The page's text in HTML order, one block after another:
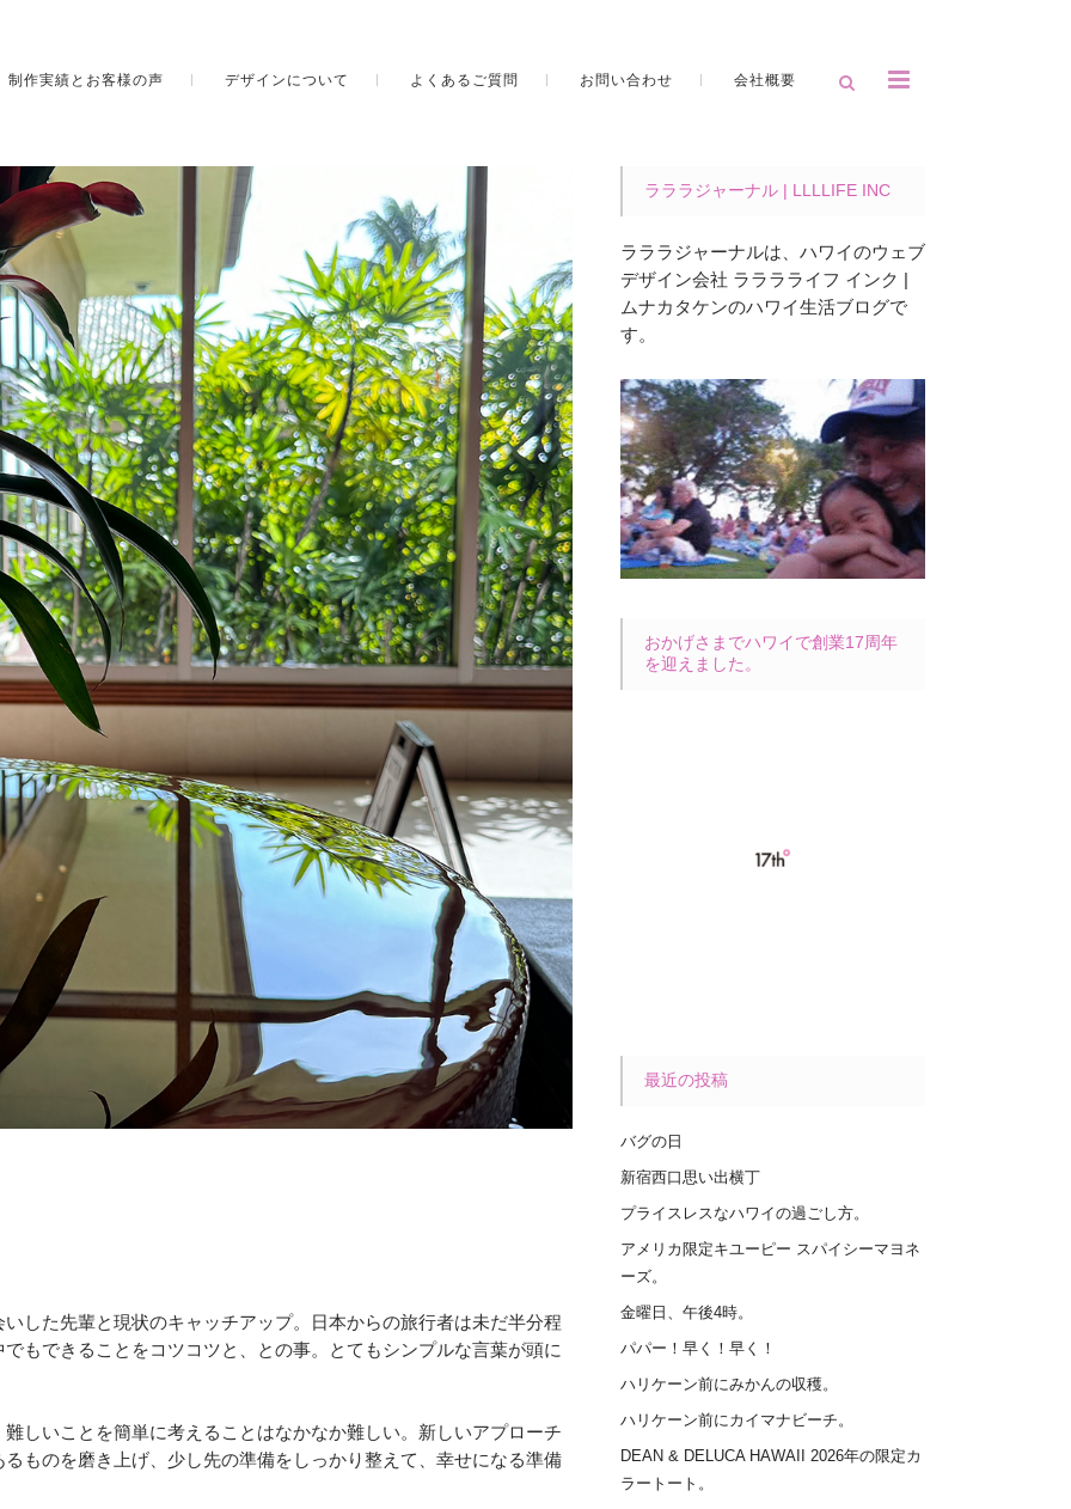
制作実績とお客様の声 デザインについて よくあるご質問 お問い合わせ 会社概要
した先輩と現状のキャッチアップ。日本からの旅行者は未だ半分程
もできることをコツコツと、との事。とてもシンプルな言葉が頭に
しいことを簡単に考えることはなかなか難しい。新しいアプローチ
ものを磨き上げ、少し先の準備をしっかり整えて、幸せになる準備
ラララジャーナル | LLLLIFE INC
ラララジャーナルは、ハワイのウェブ
デザイン会社 ラララライフ インク |
ムナカタケンのハワイ生活ブログで
す。
おかげさまでハワイで創業17周年
を迎えました。
最近の投稿
バグの日
新宿西口思い出横丁
プライスレスなハワイの過ごし方。
アメリカ限定キユーピー スパイシーマヨネ
ーズ。
金曜日、午後4時。
パパー！早く！早く！
ハリケーン前にみかんの収穫。
ハリケーン前にカイマナビーチ。
DEAN & DELUCA HAWAII 2026年の限定カ
ラートート。